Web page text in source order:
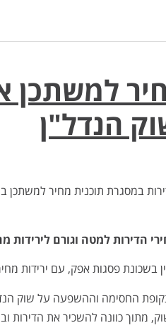
הנדל"ן
לירידות מחירים של 15% וגם 20% בשכונה עצמה
פסגות אפק, עם ירידות מחירים
החסימה וההשפעה על שוק
מתוך כוונה להשכיר את הדירות